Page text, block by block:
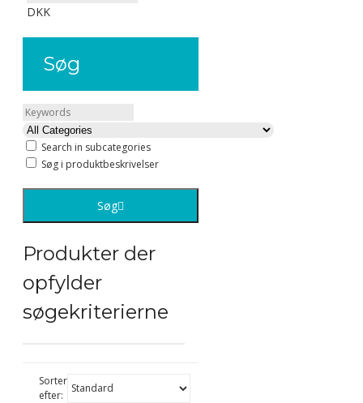
DKK
Søg
Search in subcategories
Søg i produktbeskrivelser
Søg
Produkter der
opfylder
søgekriterierne
Sorter
efter: